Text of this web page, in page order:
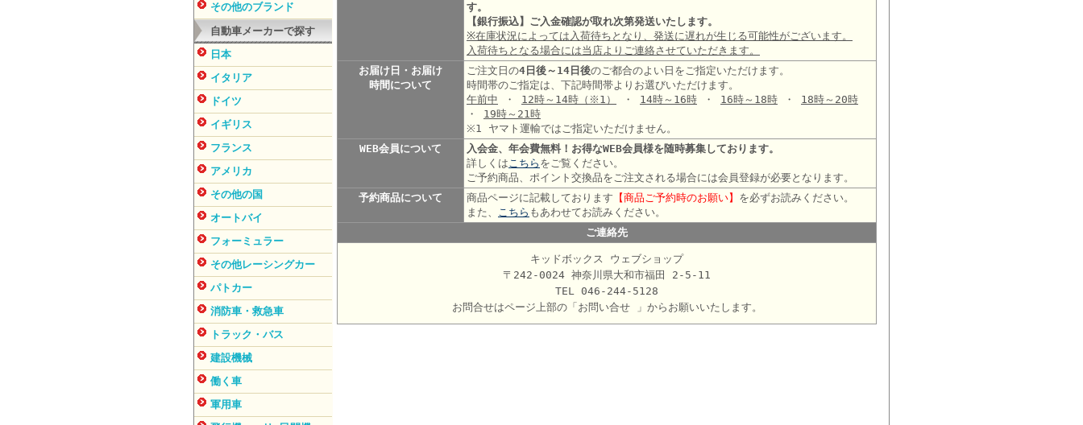
その他のブランド
自動車メーカーで探す
日本
イタリア
ドイツ
イギリス
フランス
アメリカ
その他の国
オートバイ
フォーミュラー
その他レーシングカー
パトカー
消防車・救急車
トラック・バス
建設機械
働く車
軍用車
す。
【銀行振込】ご入金確認が取れ次第発送いたします。
※在庫状況によっては入荷待ちとなり、発送に遅れが生じる可能性がございます。
入荷待ちとなる場合には当店よりご連絡させていただきます。
お届け日・お届け
時間について
ご注文日の4日後～14日後のご都合のよい日をご指定いただけます。
時間帯のご指定は、下記時間帯よりお選びいただけます。
午前中 ・ 12時～14時 （※1） ・ 14時～16時 ・ 16時～18時 ・ 18時～20時
・ 19時～21時
※1 ヤマト運輸ではご指定いただけません。
WEB会員について
入会金、年会費無料！お得なWEB会員様を随時募集しております。
詳しくはこちら をご覧ください。
ご予約商品、ポイント交換品をご注文される場合には会員登録が必要となります。
予約商品について
商品ページに記載しております 【商品ご予約時のお願い】 を必ずお読みください。
また、 こちら もあわせてお読みください。
ご連絡先
キッドボックス ウェブショップ
〒242-0024 神奈川県大和市福田 2-5-11
TEL 046-244-5128
お問合せはページ上部の「お問い合せ 」からお願いいたします。